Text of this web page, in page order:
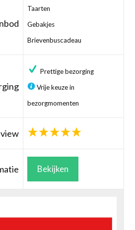
Taarten
Gebakjes
Brievenbuscadeau
Prettige bezorging
Vrije keuze in
bezorgmomenten
Bekijken